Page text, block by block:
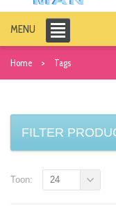
MENU
Home Tags
FILTER
Toon: 24